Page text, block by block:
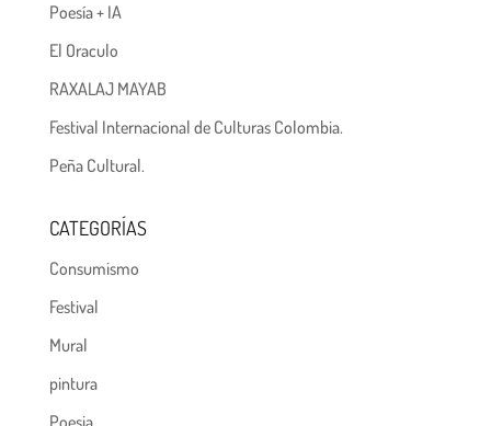
Poesía + IA
El Oraculo
RAXALAJ MAYAB
Festival Internacional de Culturas Colombia.
Peña Cultural.
CATEGORÍAS
Consumismo
Festival
Mural
pintura
Poesia